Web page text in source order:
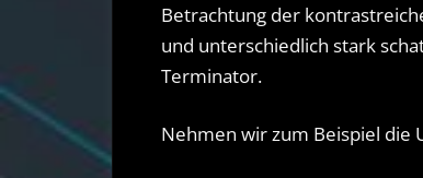
Betrachtung der
und unterschiedlich stark
Terminator.
Nehmen wir zum Beispiel die